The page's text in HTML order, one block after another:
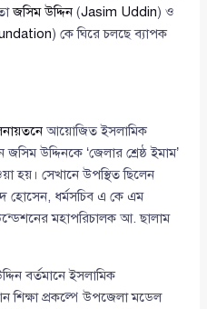
জসিম উদ্দিন(Jasim Uddin) ও
) কে ঘিরে চলছে ব্যাপক
আয়োজিত ইসলামিক
উদ্দিনকে ‘জেলার শ্রেষ্ঠ ইমাম’
হয়। সেখানে উপস্থিত ছিলেন
হোসেন, ধর্মসচিব এ কে এম
মহাপরিচালক আ. ছালাম
বর্তমানে ইসলামিক
শিক্ষা প্রকল্পে উপজেলা মডেল